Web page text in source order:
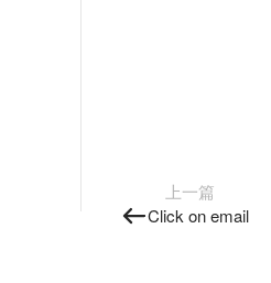
上一篇
Click on email